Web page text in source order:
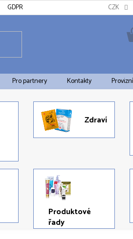
GDPR Informační oznámení k EET
CZK
Pro partnery Kontakty
Zdraví
Produktové
řady